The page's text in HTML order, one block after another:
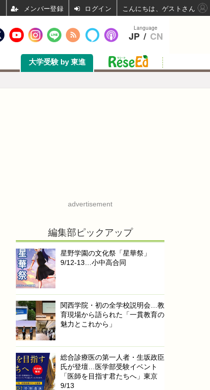
大学受験 by 東進
advertisement
編集部ピックアップ
星野学園の文化祭「星華祭」
9/12-13…小中高合同
関西学院・初の全学校説明会…教
育現場から語られた「一貫教育の
魅力とこれから」
総合診療医の第一人者・生坂政臣
氏が登壇…医学部受験イベント
「医師を目指す君たちへ」東京
9/13
Language
JP / CN
ログイン こんにちは、ゲストさん